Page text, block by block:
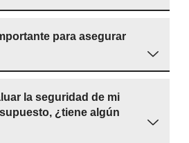
para asegurar
la seguridad de mi
¿tiene algún